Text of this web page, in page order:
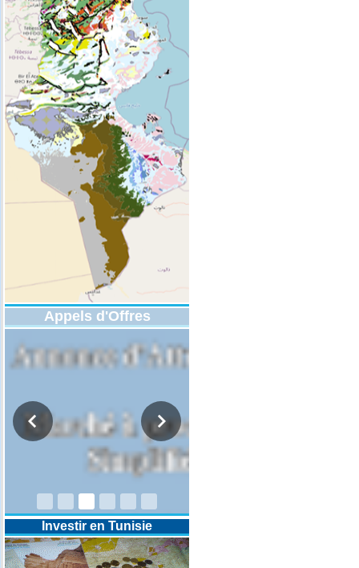
Appels d'Offres
DESIGNATION D’UN REVISEUR
COMPTABLE POUR LES
EXERCICES 2025-2026-2027
Investir en Tunisie